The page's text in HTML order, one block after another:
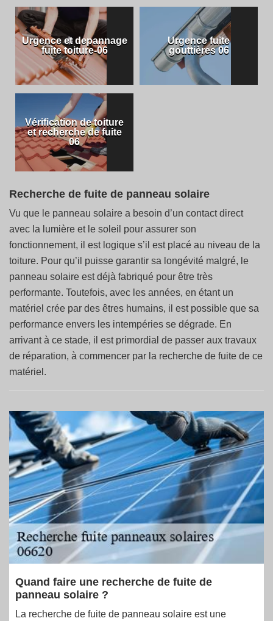
Urgence et depannage
fuite toiture-06
Urgence fuite
gouttières 06
Vérification de toiture
et recherche de fuite
06
Recherche de fuite de panneau solaire
Vu que le panneau solaire a besoin d’un contact direct
avec la lumière et le soleil pour assurer son
fonctionnement, il est logique s’il est placé au niveau de la
toiture. Pour qu’il puisse garantir sa longévité malgré, le
panneau solaire est déjà fabriqué pour être très
performante. Toutefois, avec les années, en étant un
matériel crée par des êtres humains, il est possible que sa
performance envers les intempéries se dégrade. En
arrivant à ce stade, il est primordial de passer aux travaux
de réparation, à commencer par la recherche de fuite de ce
matériel.
Quand faire une recherche de fuite de
panneau solaire ?
La recherche de fuite de panneau solaire est une